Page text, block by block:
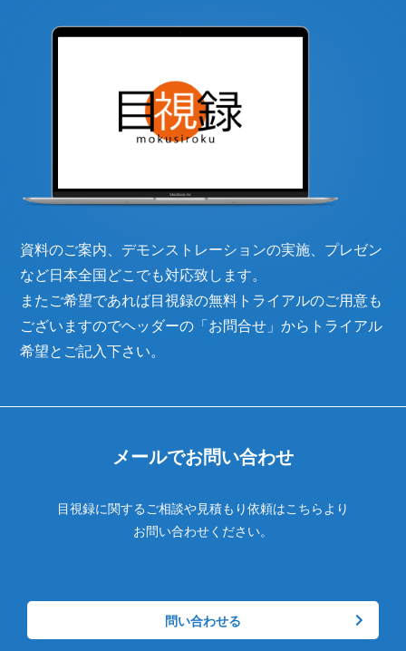
資料のご案内、デモンストレーションの実施、プレゼン
など日本全国どこでも対応致します。
またご希望であれば目視録の無料トライアルのご用意も
ございますのでヘッダーの「お問合せ」からトライアル
希望とご記入下さい。
メールでお問い合わせ
目視録に関するご相談や見積もり依頼はこちらより
お問い合わせください。
問い合わせる